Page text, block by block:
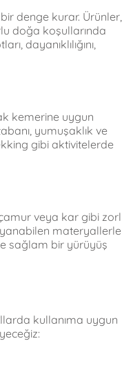
denge kurar. Ürünler,
doğa koşullarında
dayanıklılığını,
kemerine uygun
yumuşaklık ve
gibi aktivitelerde
veya kar gibi
materyallerle
sağlam bir yürüyüş
kullanıma uygun